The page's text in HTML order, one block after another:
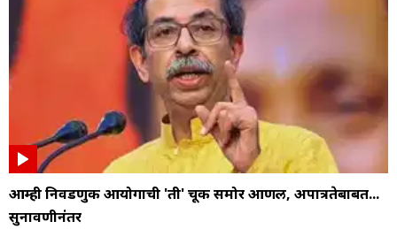
आम्ही निवडणुक आयोगाची 'ती' चूक समोर आणली, अपात्रतेबाबत...
सुनावणीनंतर